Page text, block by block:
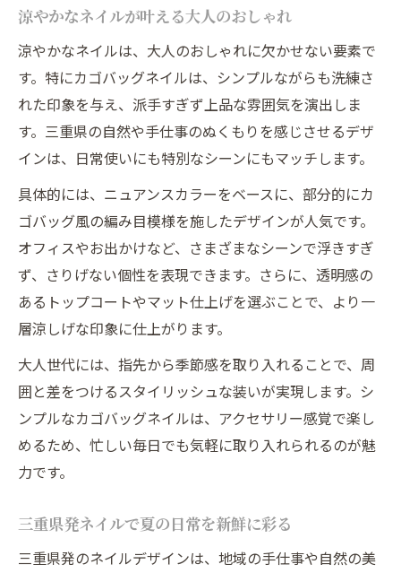
涼やかなネイルが叶える大人のおしゃれ
涼やかなネイルは、大人のおしゃれに欠かせない要素で
す。特にカゴバッグネイルは、シンプルながらも洗練さ
れた印象を与え、派手すぎず上品な雰囲気を演出しま
す。三重県の自然や手仕事のぬくもりを感じさせるデザ
インは、日常使いにも特別なシーンにもマッチします。
具体的には、ニュアンスカラーをベースに、部分的にカ
ゴバッグ風の編み目模様を施したデザインが人気です。
オフィスやお出かけなど、さまざまなシーンで浮きすぎ
ず、さりげない個性を表現できます。さらに、透明感の
あるトップコートやマット仕上げを選ぶことで、より一
層涼しげな印象に仕上がります。
大人世代には、指先から季節感を取り入れることで、周
囲と差をつけるスタイリッシュな装いが実現します。シ
ンプルなカゴバッグネイルは、アクセサリー感覚で楽し
めるため、忙しい毎日でも気軽に取り入れられるのが魅
力です。
三重県発ネイルで夏の日常を新鮮に彩る
三重県発のネイルデザインは、地域の手仕事や自然の美